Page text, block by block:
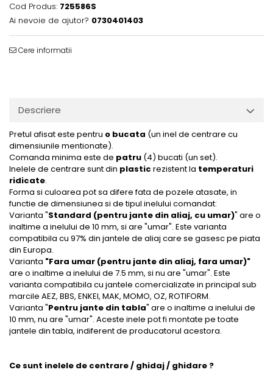
Cod Produs: 725586S
Ai nevoie de ajutor? 0730401403
Cere informatii
Descriere
Pretul afisat este pentru o bucata (un inel de centrare cu
dimensiunile mentionate).
Comanda minima este de patru (4) bucati (un set).
Inelele de centrare sunt din plastic rezistent la temperaturi
ridicate.
Forma si culoarea pot sa difere fata de pozele atasate, in
functie de dimensiunea si de tipul inelului comandat:
Varianta "Standard (pentru jante din aliaj, cu umar)" are o
inaltime a inelului de 10 mm, si are "umar". Este varianta
compatibila cu 97% din jantele de aliaj care se gasesc pe piata
din Europa.
Varianta "Fara umar (pentru jante din aliaj, fara umar)"
are o inaltime a inelului de 7.5 mm, si nu are "umar". Este
varianta compatibila cu jantele comercializate in principal sub
marcile AEZ, BBS, ENKEI, MAK, MOMO, OZ, ROTIFORM.
Varianta "Pentru jante din tabla" are o inaltime a inelului de
10 mm, nu are "umar". Aceste inele pot fi montate pe toate
jantele din tabla, indiferent de producatorul acestora.
Ce sunt inelele de centrare / ghidaj / ghidare ?